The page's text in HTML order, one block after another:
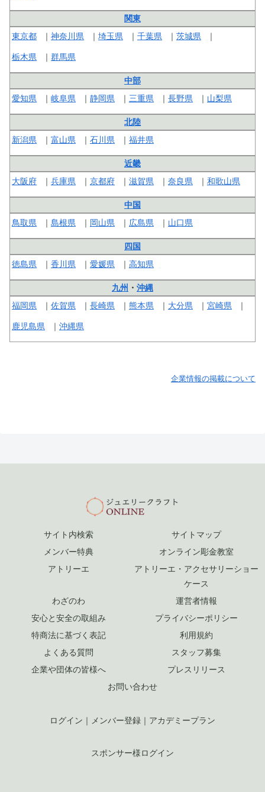
関東
東京都
神奈川県 埼玉県 千葉県 茨城県
栃木県 群馬県
中部
愛知県
岐阜県 静岡県 三重県 長野県 山梨県
北陸
新潟県
富山県 石川県 福井県
近畿
大阪府
兵庫県 京都府 滋賀県 奈良県 和歌山県
中国
鳥取県
島根県 岡山県 広島県 山口県
四国
徳島県
香川県 愛媛県 高知県
九州 ・ 沖縄
福岡県
佐賀県 長崎県 熊本県 大分県 宮崎県
鹿児島県 沖縄県
企業情報の掲載について
サイト内検索
サイトマップ
メンバー特典
オンライン彫金教室
アトリーエ
アトリーエ・アクセサリーショー
ケース
わざのわ
運営者情報
安心と安全の取組み
プライバシーポリシー
特商法に基づく表記
利用規約
よくある質問
スタッフ募集
企業や団体の皆様へ
プレスリリース
お問い合わせ
ログイン ｜ メンバー登録 ｜ アカデミープラン
スポンサー様ログイン